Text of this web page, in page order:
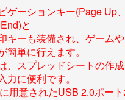
ゲーションキー(Page Up
と
キーも装備され、ゲーム
簡単に行えます。
、スプレッドシートの作
力に便利です。
用意されたUSB 2.0ポート